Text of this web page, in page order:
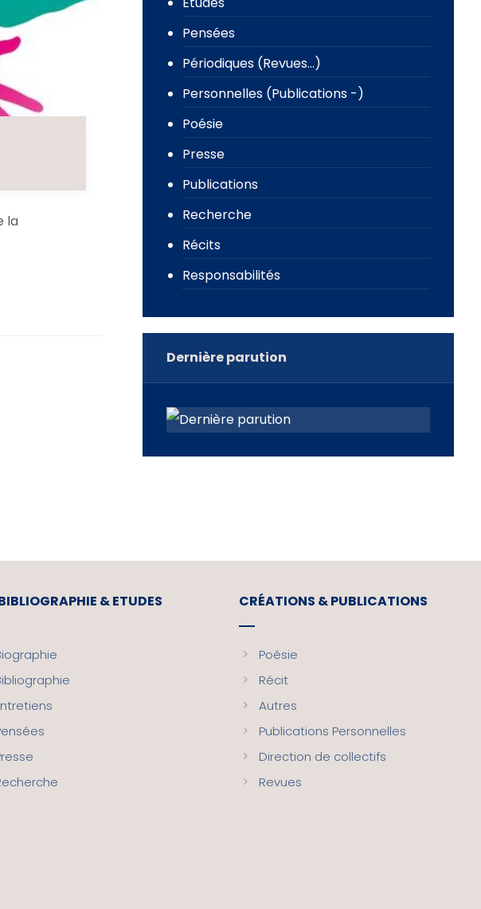
la
Pensées
Périodiques (Revues…)
Personnelles (Publications -)
Poésie
Presse
Publications
Recherche
Récits
Responsabilités
Dernière parution
& ETUDES CRÉATIONS & PUBLICATIONS
Poésie
Récit
Autres
Publications Personnelles
Direction de collectifs
Revues